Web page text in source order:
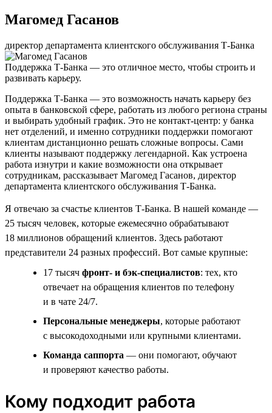
Магомед Гасанов
директор департамента клиентского обслуживания Т-Банка
Поддержка Т-Банка — это отличное место, чтобы строить и
развивать карьеру.
Поддержка Т-Банка — это возможность начать карьеру без
опыта в банковской сфере, работать из любого региона страны
и выбирать удобный график. Это не контакт-центр: у банка
нет отделений, и именно сотрудники поддержки помогают
клиентам дистанционно решать сложные вопросы. Сами
клиенты называют поддержку легендарной. Как устроена
работа изнутри и какие возможности она открывает
сотрудникам, рассказывает Магомед Гасанов, директор
департамента клиентского обслуживания Т-Банка.
Я отвечаю за счастье клиентов Т-Банка. В нашей команде —
25 тысяч человек, которые ежемесячно обрабатывают
18 миллионов обращений клиентов. Здесь работают
представители 24 разных профессий. Вот самые крупные:
17 тысяч фронт- и бэк-специалистов: тех, кто
отвечает на обращения клиентов по телефону
и в чате 24/7.
Персональные менеджеры, которые работают
с высокодоходными или крупными клиентами.
Команда саппорта — они помогают, обучают
и проверяют качество работы.
Кому подходит работа